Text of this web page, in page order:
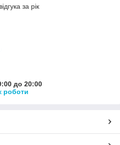
за рік
до 20:00
роботи